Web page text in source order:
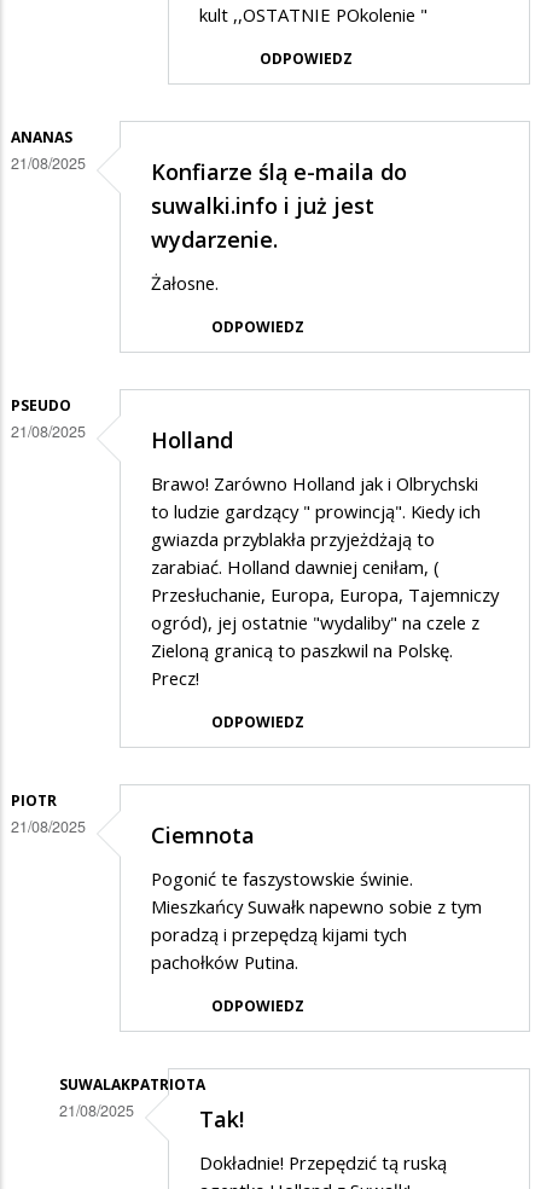
zgadzam
się
działalość
kult ,,OSTATNIE POkolenie "
ODPOWIEDZ
ANANAS
21/08/2025
Konfiarze ślą e-maila do
suwalki.info i już jest
wydarzenie.
Żałosne.
ODPOWIEDZ
PSEUDO
21/08/2025 Holland
Brawo! Zarówno Holland jak i Olbrychski
to ludzie gardzący " prowincją". Kiedy ich
gwiazda przyblakła przyjeżdżają to
zarabiać. Holland dawniej ceniłam, (
Przesłuchanie, Europa, Europa, Tajemniczy
ogród), jej ostatnie "wydaliby" na czele z
Zieloną granicą to paszkwil na Polskę.
Precz!
ODPOWIEDZ
PIOTR
21/08/2025 Ciemnota
Pogonić te faszystowskie świnie.
Mieszkańcy Suwałk napewno sobie z tym
poradzą i przepędzą kijami tych
pachołków Putina.
ODPOWIEDZ
SUWALAKPATRIOTA
21/08/2025 Tak!
Dokładnie! Przepędzić tą ruską